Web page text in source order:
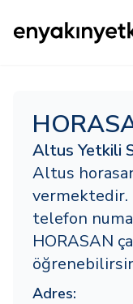
Altus Yetkili
Altus
vermektedir.
telefon
HORASAN
Adres: